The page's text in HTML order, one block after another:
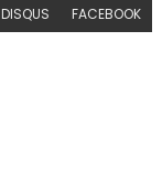
DISQUS FACEBOOK